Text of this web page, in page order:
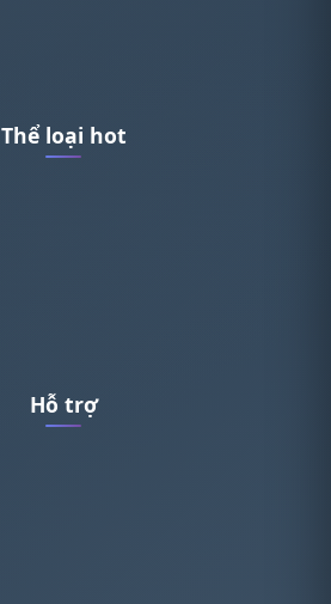
Thể loại hot
Hỗ trợ